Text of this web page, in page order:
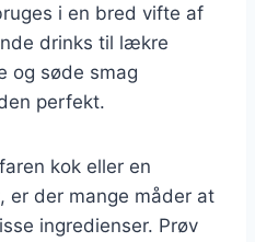
i en bred vifte af
drinks til lækre
og søde smag
perfekt.
kok eller en
er der mange måder at
ingredienser. Prøv